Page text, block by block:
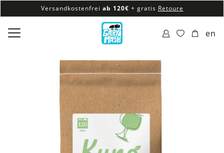
Versandkostenfrei ab 120€ + gratis Retoure
100% veganes & fair produziertes Sortiment
Versandkostenfrei ab 120€
en